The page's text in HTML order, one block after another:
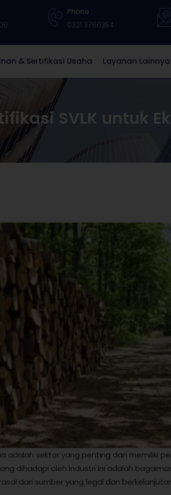
Phone :
0321 3760354
& Sertifikasi Usaha Layanan Lainnya
SVLK untuk
adalah sektor yang penting dan memiliki
dihadapi oleh industri ini adalah
dari sumber yang legal dan